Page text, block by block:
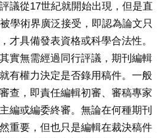
議從17世紀就開始出現，但是直
學術界廣泛接受，即認為論文只
才具備發表資格或科學合法性。
實無需經過同行評議，期刊編輯
有權力決定是否錄用稿件。一般
查，即責任編輯初審、審稿專家
編或編委終審。無論在何種期刊
重要，但也只是編輯在裁決稿件